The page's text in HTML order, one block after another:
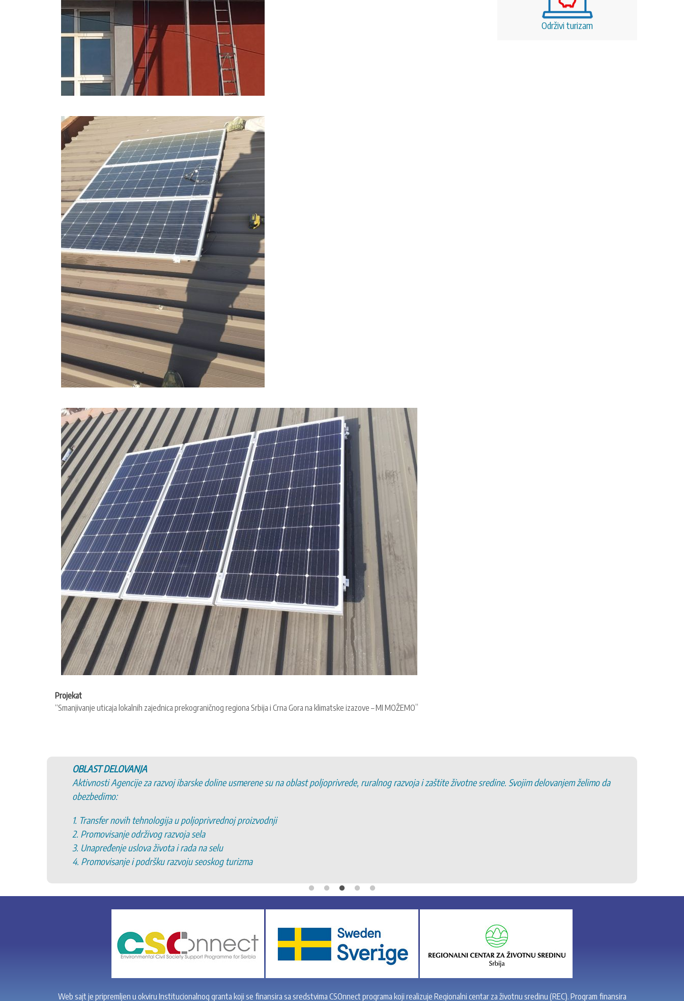
Projekat
“Smanjivanje uticaja lokalnih zajednica prekograničnog regiona Srbija i Crna Gora na klimatske izazove – MI MOŽEMO”
Održivi turizam
OBLAST DELOVANJA
Aktivnosti Agencije za razvoj ibarske doline usmerene su na oblast poljoprivrede, ruralnog razvoja i zaštite životne sredine. Svojim delovanjem želimo da
obezbedimo:
1. Transfer novih tehnologija u poljoprivrednoj proizvodnji
2. Promovisanje održivog razvoja sela
3. Unapređenje uslova života i rada na selu
4. Promovisanje i podršku razvoju seoskog turizma
Web sajt je pripremljen u okviru Institucionalnog granta koji se finansira sa sredstvima CSOnnect programa koji realizuje Regionalni centar za životnu sredinu (REC). Program finansira